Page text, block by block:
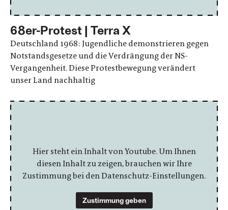
68er-Protest | Terra X
Deutschland 1968: Jugendliche demonstrieren gegen
Notstandsgesetze und die Verdrängung der NS-
Vergangenheit. Diese Protestbewegung verändert
unser Land nachhaltig
Hier steht ein Inhalt von Youtube. Um Ihnen
diesen Inhalt zu zeigen, brauchen wir Ihre
Zustimmung bei den Datenschutz-Einstellungen.
Zustimmung geben